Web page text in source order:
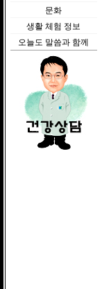
문화
생활 체험 정보
오늘도 말씀과 함께